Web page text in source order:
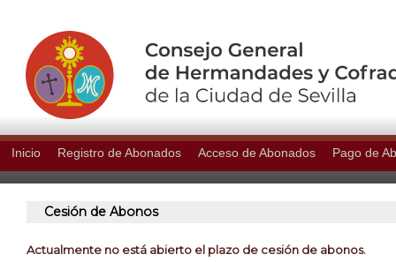
Inicio Registro de Abonados Acceso de Abonados Pago de
Cesión de Abonos
Actualmente no está abierto el plazo de cesión de abonos.